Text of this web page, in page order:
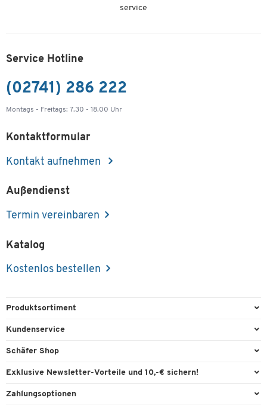
service
Service Hotline
(02741) 286 222
Montags - Freitags: 7.30 - 18.00 Uhr
Kontaktformular
Kontakt aufnehmen
Außendienst
Termin vereinbaren
Katalog
Kostenlos bestellen
Produktsortiment
Büroausstattung
Reinigung & Hygiene
Kundenservice
Direktbestellung
Kontaktformulare
Schäfer Shop
Services & Leistungen
Exklusive Newsletter-Vorteile und 10,-€ sichern!
Willkommensgutschein
Zahlungsoptionen